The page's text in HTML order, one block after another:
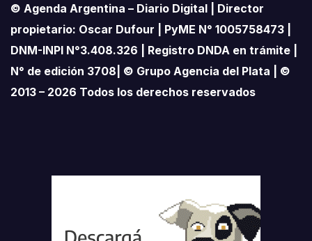
© Agenda Argentina – Diario Digital | Director
propietario: Oscar Dufour | PyME N° 1005758473 |
DNM-INPI N°3.408.326 | Registro DNDA en trámite |
N° de edición 3708| © Grupo Agencia del Plata | ©
2013 – 2026 Todos los derechos reservados